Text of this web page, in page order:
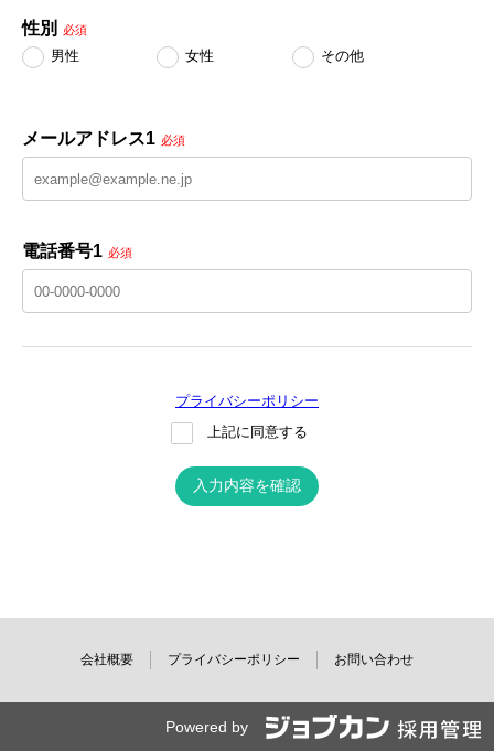
性別 必須
男性 女性 その他
メールアドレス1 必須
電話番号1 必須
プライバシーポリシー
上記に同意する
入力内容を確認
会社概要 プライバシーポリシー お問い合わせ
Powered by